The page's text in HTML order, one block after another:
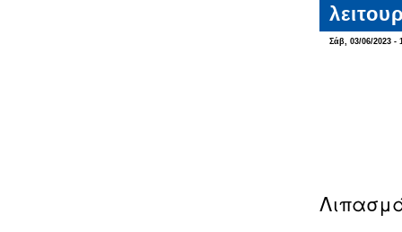
Σάβ, 03/06/2023 -